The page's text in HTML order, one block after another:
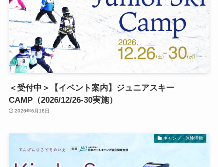
＜受付中＞【イベント案内】ジュニアスキー
CAMP（2026/12/26-30実施）
2026年6月18日
キャンプ・体験活動